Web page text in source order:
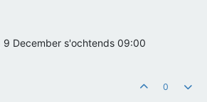
9 December s'ochtends 09:00
0